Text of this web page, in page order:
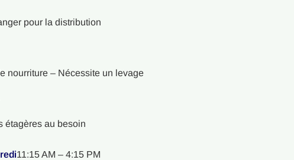
pour la distribution
nourriture – Nécessite un levage
étagères au besoin
11:15 AM – 4:15 PM